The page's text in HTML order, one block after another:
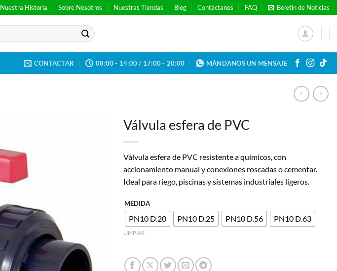
Nuestra Historia Sobre Nosotros Nuestras Tiendas Blog Contáctanos FAQ Boletín de Noticias
CONTACTAR 08:00 - 14:00 / 17:00 - 20:00 MÁNDANOS UN MENSAJE
Válvula esfera de PVC
Válvula esfera de PVC resistente a químicos, con
accionamiento manual y conexiones roscadas o cementar.
Ideal para riego, piscinas y sistemas industriales ligeros.
MEDIDA
PN10 D.20 PN10 D.25 PN10 D.56 PN10 D.63
LIMPIAR